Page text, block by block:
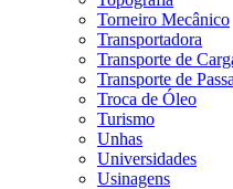
Torneiro Mecânico
Transportadora
Transporte de
Transporte de
Troca de Óleo
Turismo
Unhas
Universidades
Usinagens